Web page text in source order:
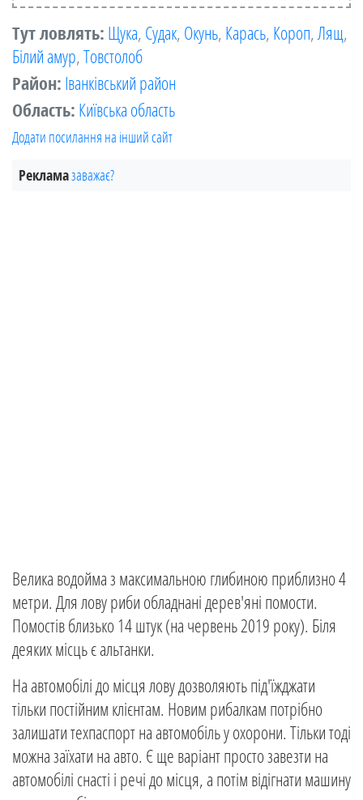
Тут ловлять:Щука,Судак,Окунь,Карась,Короп,Лящ,
Білий амур,Товстолоб
Район:Іванківський район
Область:Київська область
Додати посилання на інший сайт
Рекламазаважає?
Велика водойма з максимальною глибиною приблизно 4
метри. Для лову риби обладнані дерев'яні помости.
Помостів близько 14 штук (на червень 2019 року). Біля
деяких місць є альтанки.
На автомобілі до місця лову дозволяють під'їжджати
тільки постійним клієнтам. Новим рибалкам потрібно
залишати техпаспорт на автомобіль у охорони. Тільки тоді
можна заїхати на авто. Є ще варіант просто завезти на
автомобілі снасті і речі до місця, а потім відігнати машину